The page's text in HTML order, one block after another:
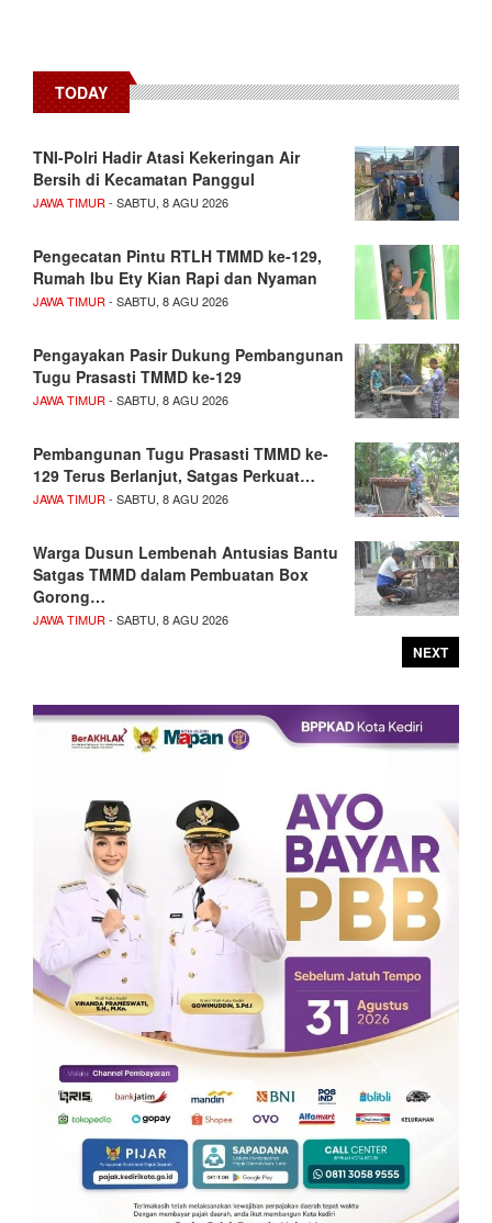
TODAY
TNI-Polri Hadir Atasi Kekeringan Air
Bersih di Kecamatan Panggul
JAWA TIMUR- SABTU, 8 AGU 2026
Pengecatan Pintu RTLH TMMD ke-129,
Rumah Ibu Ety Kian Rapi dan Nyaman
JAWA TIMUR- SABTU, 8 AGU 2026
Pengayakan Pasir Dukung Pembangunan
Tugu Prasasti TMMD ke-129
JAWA TIMUR- SABTU, 8 AGU 2026
Pembangunan Tugu Prasasti TMMD ke-
129 Terus Berlanjut, Satgas Perkuat…
JAWA TIMUR- SABTU, 8 AGU 2026
Warga Dusun Lembenah Antusias Bantu
Satgas TMMD dalam Pembuatan Box
Gorong…
JAWA TIMUR- SABTU, 8 AGU 2026
NEXT